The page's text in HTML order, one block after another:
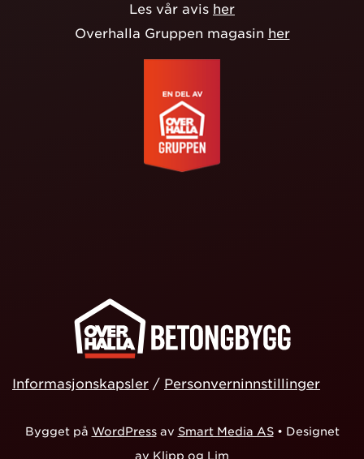
Les vår avis her
Overhalla Gruppen magasin her
Informasjonskapsler / Personverninnstillinger
Bygget på WordPressav Smart Media AS • Designet
av Klipp og Lim